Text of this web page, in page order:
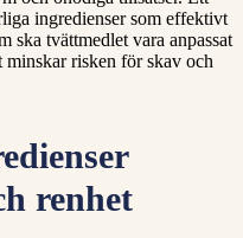
ingredienser som effektivt
ska tvättmedlet vara anpassat
risken för skav och
renhet